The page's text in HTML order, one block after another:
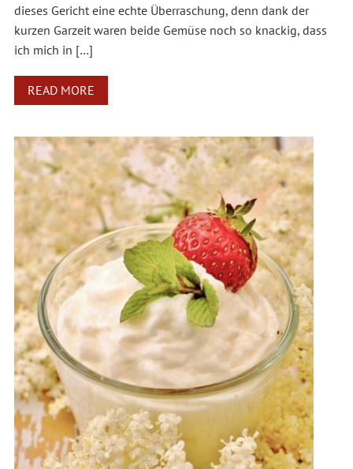
dieses Gericht eine echte Überraschung, denn dank der
kurzen Garzeit waren beide Gemüse noch so knackig, dass
ich mich in […]
READ MORE